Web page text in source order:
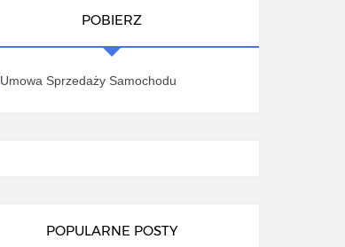
POBIERZ
Umowa Sprzedaży Samochodu
POPULARNE POSTY